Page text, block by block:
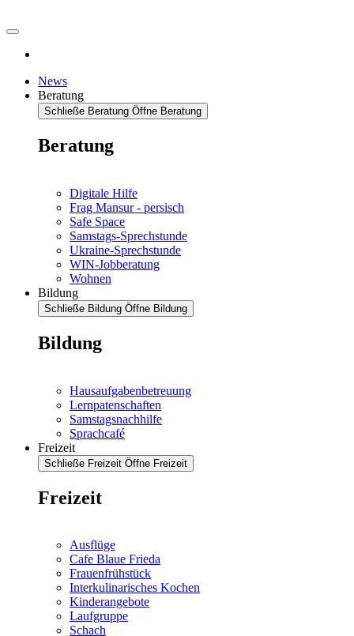
News
Beratung
Schließe Beratung Öffne Beratung
Beratung
Digitale Hilfe
Frag Mansur - persisch
Safe Space
Samstags-Sprechstunde
Ukraine-Sprechstunde
WIN-Jobberatung
Wohnen
Bildung
Schließe Bildung Öffne Bildung
Bildung
Hausaufgabenbetreuung
Lernpatenschaften
Samstagsnachhilfe
Sprachcafé
Freizeit
Schließe Freizeit Öffne Freizeit
Freizeit
Ausflüge
Cafe Blaue Frieda
Frauenfrühstück
Interkulinarisches Kochen
Kinderangebote
Laufgruppe
Schach